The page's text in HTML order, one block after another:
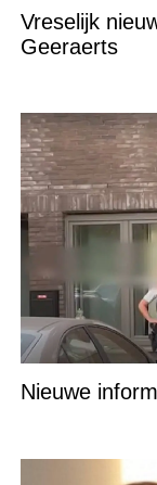
Vreselijk
Geeraerts
Nieuwe